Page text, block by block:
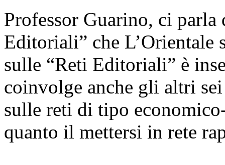
Professor Guarino, ci
Editoriali” che L’Orientale
sulle “Reti Editoriali” è
coinvolge anche gli altri
sulle reti di tipo
quanto il mettersi in rete